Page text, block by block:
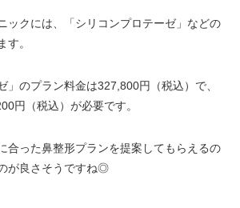
ックには、「シリコンプロテーゼ」などの
す。
」のプラン料金は327,800円（税込）で、
円（税込）が必要です。
合った鼻整形プランを提案してもらえるの
が良さそうですね◎